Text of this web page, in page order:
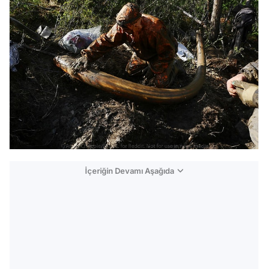
İçeriğin Devamı Aşağıda